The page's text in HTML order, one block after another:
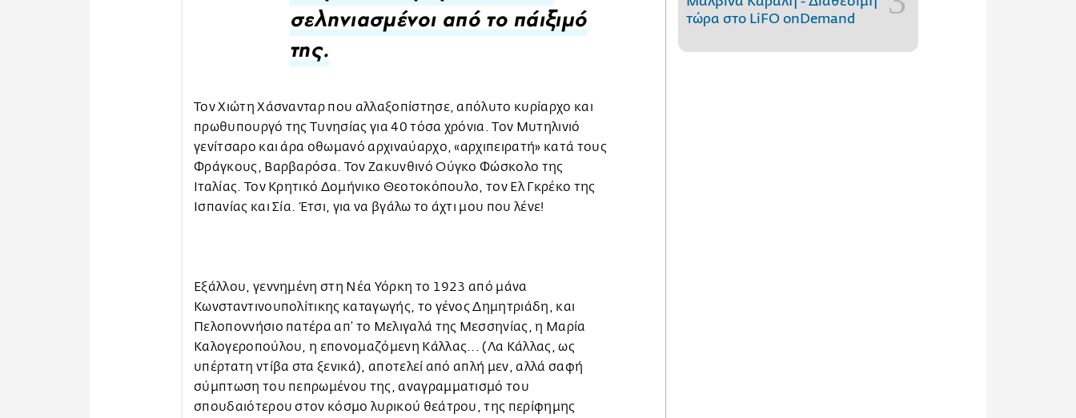
σεληνιασμένοι από το πάιξιμό
της.
Τον Χιώτη Χάσνανταρ που αλλαξοπίστησε, απόλυτο κυρίαρχο και
πρωθυπουργό της Τυνησίας για 40 τόσα χρόνια. Τον Μυτηλινιό
γενίτσαρο και άρα οθωμανό αρχιναύαρχο, «αρχιπειρατή» κατά τους
Φράγκους, Βαρβαρόσα. Τον Ζακυνθινό Ούγκο Φώσκολο της
Ιταλίας. Τον Κρητικό Δομήνικο Θεοτοκόπουλο, τον Ελ Γκρέκο της
Ισπανίας και Σία. Έτσι, για να βγάλω το άχτι μου που λένε!
Εξάλλου, γεννημένη στη Νέα Υόρκη το 1923 από μάνα
Κωνσταντινουπολίτικης καταγωγής, το γένος Δημητριάδη, και
Πελοποννήσιο πατέρα απ’ το Μελιγαλά της Μεσσηνίας, η Μαρία
Καλογεροπούλου, η επονομαζόμενη Κάλλας... (Λα Κάλλας, ως
υπέρτατη ντίβα στα ξενικά), αποτελεί από απλή μεν, αλλά σαφή
σύμπτωση του πεπρωμένου της, αναγραμματισμό του
σπουδαιότερου στον κόσμο λυρικού θεάτρου, της περίφημης
τώρα στo LiFO onDemand